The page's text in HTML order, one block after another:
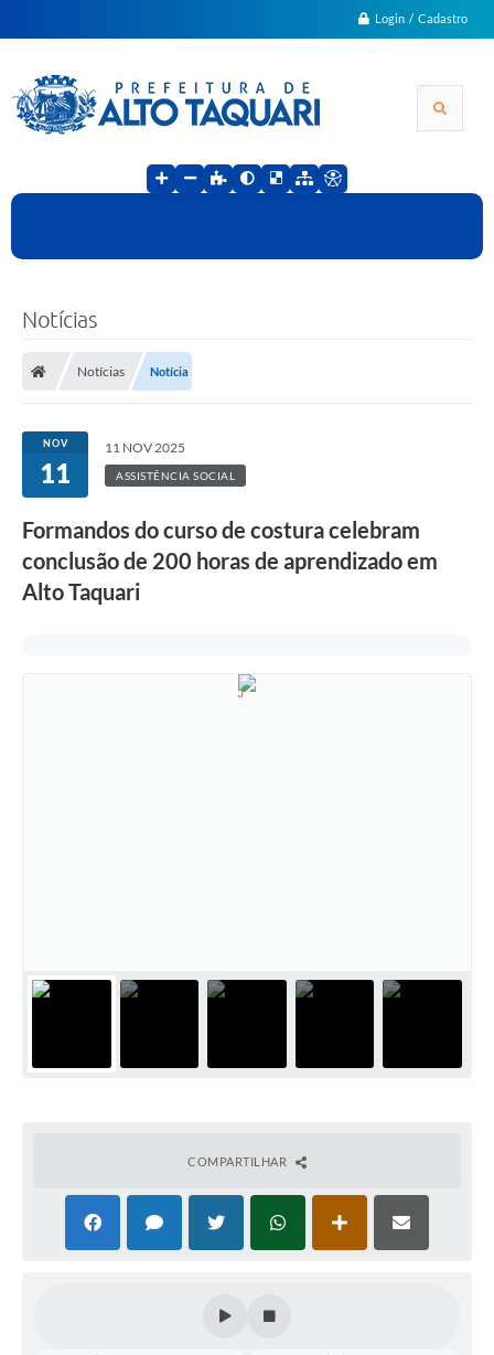
Login / Cadastro
Notícias
Notícias Notícia
NOV
11
11 NOV 2025
ASSISTÊNCIA SOCIAL
Formandos do curso de costura celebram
conclusão de 200 horas de aprendizado em
Alto Taquari
COMPARTILHAR